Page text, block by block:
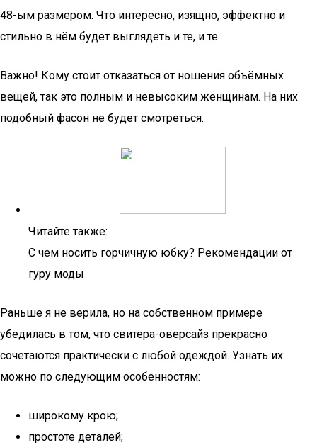
48-ым размером. Что интересно, изящно, эффектно и
стильно в нём будет выглядеть и те, и те.
Важно! Кому стоит отказаться от ношения объёмных
вещей, так это полным и невысоким женщинам. На них
подобный фасон не будет смотреться.
Читайте также:
С чем носить горчичную юбку? Рекомендации от
гуру моды
Раньше я не верила, но на собственном примере
убедилась в том, что свитера-оверсайз прекрасно
сочетаются практически с любой одеждой. Узнать их
можно по следующим особенностям:
широкому крою;
простоте деталей;